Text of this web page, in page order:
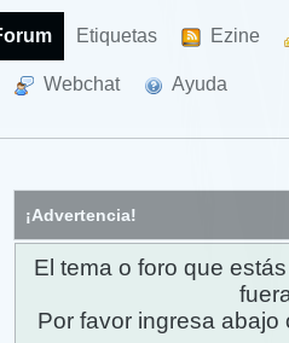
Etiquetas Ezine
Webchat Ayuda
¡Advertencia!
El tema o foro que
Por favor ingresa